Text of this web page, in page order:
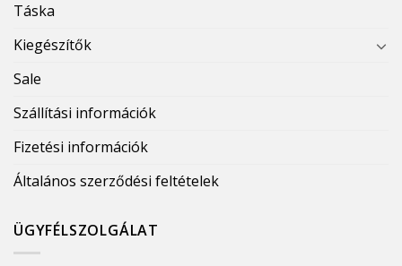
Táska
Kiegészítők
Sale
Szállítási információk
Fizetési információk
Általános szerződési feltételek
ÜGYFÉLSZOLGÁLAT